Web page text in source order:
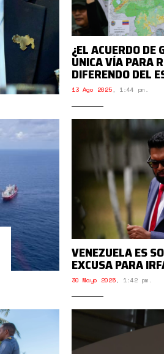
¿EL ACUERDO DE
ÚNICA VÍA PARA
DIFERENDO DEL
13 Ago 2025, 1:44 pm.
VENEZUELA ES
EXCUSA PARA
30 Mayo 2025, 1:42 pm.